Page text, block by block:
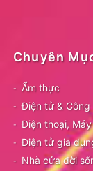
Chuyên
Ẩm thực
Điện tử & Công
Điện thoại,
Điện tử gia
Nhà cửa đời